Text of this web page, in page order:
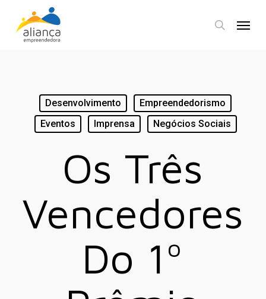
search
Desenvolvimento
Empreendedorismo
Eventos
Imprensa Negócios Sociais
Os Três
Vencedores
Do 1º